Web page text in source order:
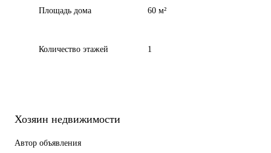
Площадь дома 60 м²
Количество этажей 1
Хозяин недвижимости
Автор объявления